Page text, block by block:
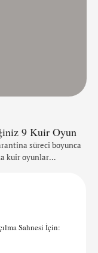
9 Kuir Oyun
süreci boyunca
kuir oyunlar
bu harika
getirdik ve
Dream Daddy ve
Sahnesi İçin: